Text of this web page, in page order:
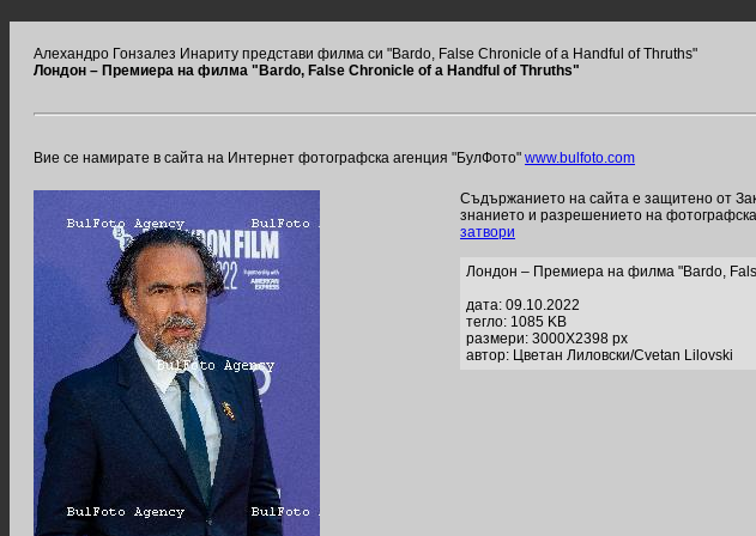
Алехандро Гонзалез Инариту представи филма си "Bardo, False Chronicle of a Handful of Thruths"
Лондон – Премиера на филма "Bardo, False Chronicle of a Handful of Thruths"
Вие се намирате в сайта на Интернет фотографска агенция "БулФото" www.bulfoto.com
Съдържанието на сайта е защитено от
знанието и разрешението на
затвори
Лондон – Премиера на филма "Bardo,
дата: 09.10.2022
тегло: 1085 KB
размери: 3000X2398 px
автор: Цветан Лиловски/Cvetan Lilovski